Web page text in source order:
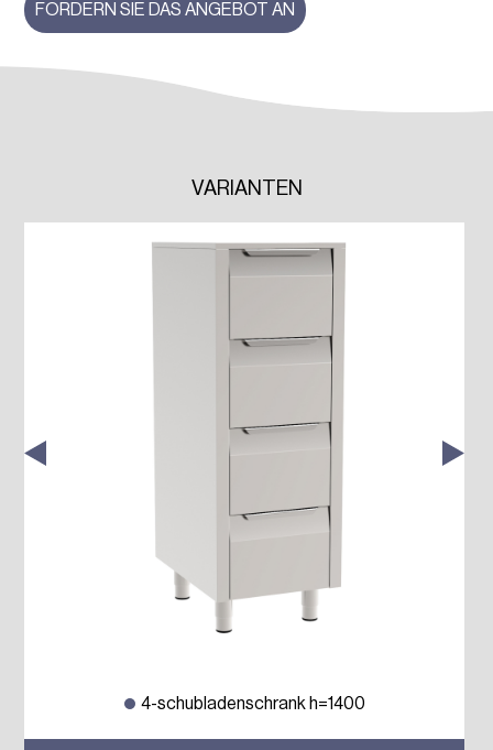
FORDERN SIE DAS ANGEBOT AN
VARIANTEN
4-schubladenschrank h=1400